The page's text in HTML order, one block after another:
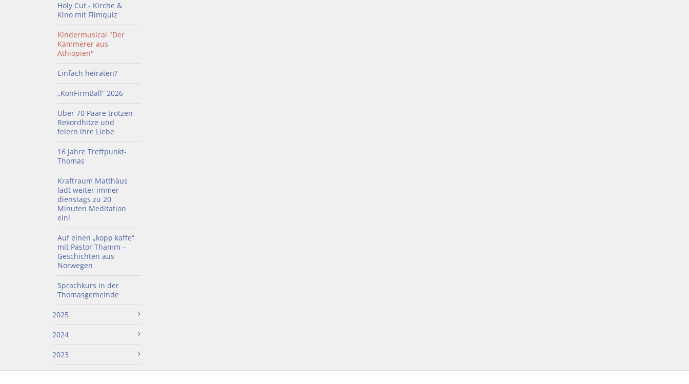
Holy Cut - Kirche &
Kino mit Filmquiz
Kindermusical "Der
Kämmerer aus
Äthiopien"
Einfach heiraten?
„KonFirmBall“ 2026
Über 70 Paare trotzen
Rekordhitze und
feiern ihre Liebe
16 Jahre Treffpunkt-
Thomas
Kraftraum Matthäus
lädt weiter immer
dienstags zu 20
Minuten Meditation
ein!
Auf einen „kopp kaffe“
mit Pastor Thamm –
Geschichten aus
Norwegen
Sprachkurs in der
Thomasgemeinde
2025
2024
2023